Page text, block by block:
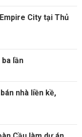
City tại Thủ
lần
nhà liền kề,